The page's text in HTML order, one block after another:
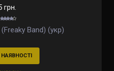
грн.
Band) (укр)